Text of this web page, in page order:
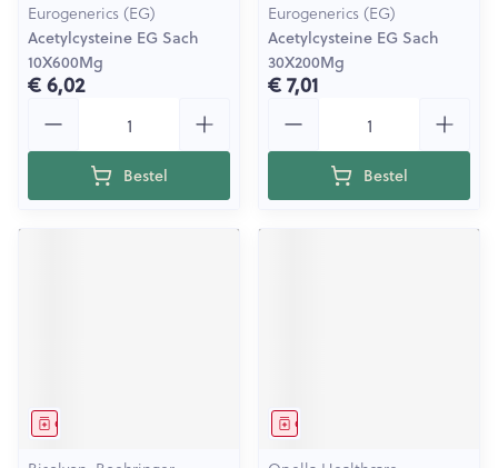
Eurogenerics (EG)
Acetylcysteine EG Sach
10X600Mg
€ 6,02
Bestel
Eurogenerics (EG)
Acetylcysteine EG Sach
30X200Mg
€ 7,01
Bestel
Geneesmiddel Geneesmiddel